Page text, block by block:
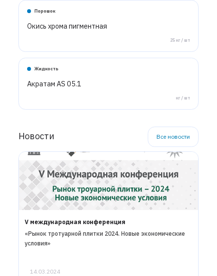
Порошок
Окись хрома пигментная
25 кг / шт
Жидкость
Акратам AS 05.1
кг / шт
Новости Все новости
V международная конференция
«Рынок тротуарной плитки 2024. Новые экономические
условия»
14.03.2024